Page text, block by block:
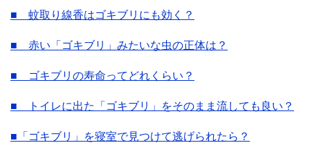
■ 蚊取り線香はゴキブリにも効く？
■ 赤い「ゴキブリ」みたいな虫の正体は？
■ ゴキブリの寿命ってどれくらい？
■ トイレに出た「ゴキブリ」をそのまま流しても良い？
■「ゴキブリ」を寝室で見つけて逃げられたら？